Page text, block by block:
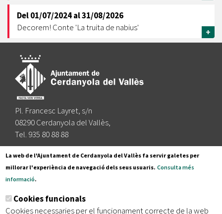
Del01/07/2024al31/08/2026
Decorem! Conte 'La truita de nabius'
+
Pl. Francesc Layret, s/n
08290 Cerdanyola del Vallès,
Tel. 935 80 88 88
Segueix-nos a:
Subscriu-te al nostre butlletí
La web de l'Ajuntament de Cerdanyola del Vallès fa servir galetes per
millorar l'experiència de navegació dels seus usuaris. Consulta més
informació.
Cookies funcionals
Cookies necessaries per el funcionament correcte de la web